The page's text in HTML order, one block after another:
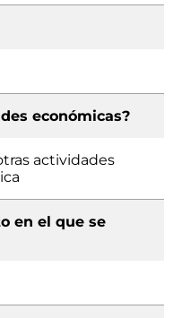
económicas?
actividades
en el que se